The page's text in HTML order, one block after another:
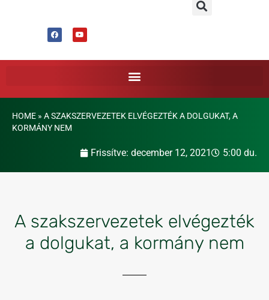
HOME » A SZAKSZERVEZETEK ELVÉGEZTÉK A DOLGUKAT, A
KORMÁNY NEM
Frissítve: december 12, 2021 5:00 du.
A szakszervezetek elvégezték
a dolgukat, a kormány nem